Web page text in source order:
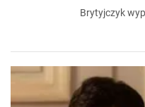
Brytyjczyk